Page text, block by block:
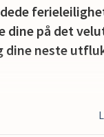
på det
neste
velduftende